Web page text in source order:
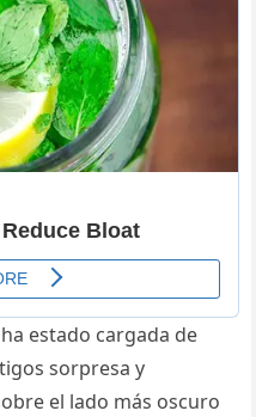
estado cargada de
sorpresa y
el lado más oscuro